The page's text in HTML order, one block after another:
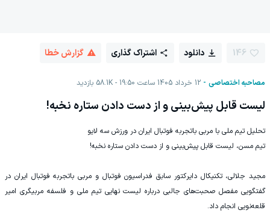
مصاحبه اختصاصی 12 خرداد 1405 ساعت 19:50 58.1K بازدید
146 دانلود اشتراک گذاری گزارش خطا
لیست قابل پیش‌بینی و از دست دادن ستاره نخبه!
تحلیل تیم ملی با مربی باتجربه فوتبال ایران در ورزش سه لایو
تیم مسن، لیست قابل پیش‌بینی و از دست دادن ستاره نخبه!
مجید جلالی، تکنیکال دایرکتور سابق فدراسیون فوتبال و مربی باتجربه فوتبال ایران در
گفتگویی مفصل صحبت‌های جالبی درباره لیست نهایی تیم ملی و فلسفه مربیگری امیر
قلعه‌نویی انجام داد.